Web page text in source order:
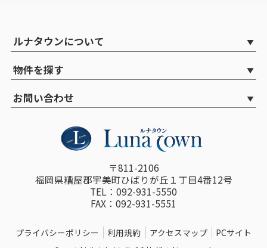
ルナタウンについて
物件を探す
お問い合わせ
〒811-2106
福岡県糟屋郡宇美町ひばりが丘１丁目4番12号
TEL：092-931-5550
FAX：092-931-5551
プライバシーポリシー 利用規約 アクセスマップ PCサイト